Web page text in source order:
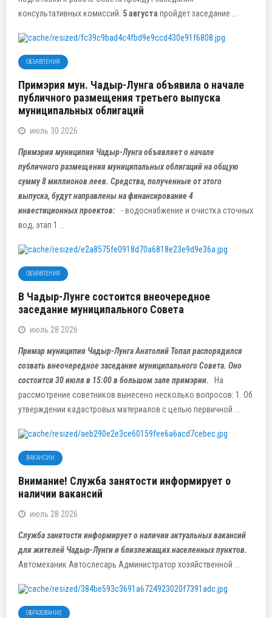
консультативных комиссий. 5 августа пройдет заседание ...
ОБЪЯВЛЕНИЯ
Примэрия мун. Чадыр-Лунга объявила о начале
публичного размещения третьего выпуска
муниципальных облигаций
июль 30 2026
Примэрия муниципия Чадыр-Лунга объявляет о начале
публичного размещения муниципальных облигаций на общую
сумму 8 миллионов леев. Средства, полученные от этого
выпуска, будут направлены на финансирование 4
инвестиционных проектов: - водоснабжение и очистка сточных
вод, этап 1 ...
ОБЪЯВЛЕНИЯ
В Чадыр-Лунге состоится внеочередное
заседание муниципального Совета
июль 28 2026
Примар муниципия Чадыр-Лунга Анатолий Топал распорядился
созвать внеочередное заседание муниципального Совета. Оно
состоится 30 июля в 15:00 в большом зале примэрии. На
рассмотрение советников вынесено несколько вопросов: 1. Об
утверждении кадастровых материалов с целью первичной ...
ВАКАНСИИ
Внимание! Служба занятости информирует о
наличии вакансий
июль 28 2026
Служба занятости информирует о наличии актуальных вакансий
для жителей Чадыр-Лунги и близлежащих населенных пунктов.
Автомеханик Автослесарь Администратор хозяйственной ...
ОБРАЗОВАНИЕ